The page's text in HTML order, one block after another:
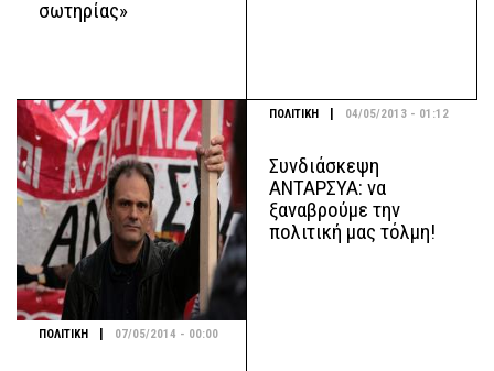
σωτηρίας»
ΠΟΛΙΤΙΚΗ | 07/05/2014 - 00:00
ΠΟΛΙΤΙΚΗ 04/05/2013 - 01:12
Συνδιάσκεψη
ΑΝΤΑΡΣΥΑ: να
ξαναβρούμε την
πολιτική μας τόλμη!